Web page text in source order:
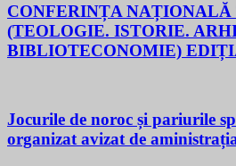
CONFERINȚA NAȚIONALĂ
(TEOLOGIE. ISTORIE.
BIBLIOTECONOMIE)
Jocurile de noroc și pariurile
organizat avizat de